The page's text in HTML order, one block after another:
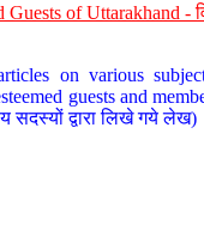
Guests of Uttarakhand -
on various
guests and
सदस्यों द्वारा लिखे गये लेख)